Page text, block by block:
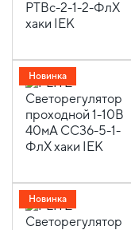
Новинка
Новинка